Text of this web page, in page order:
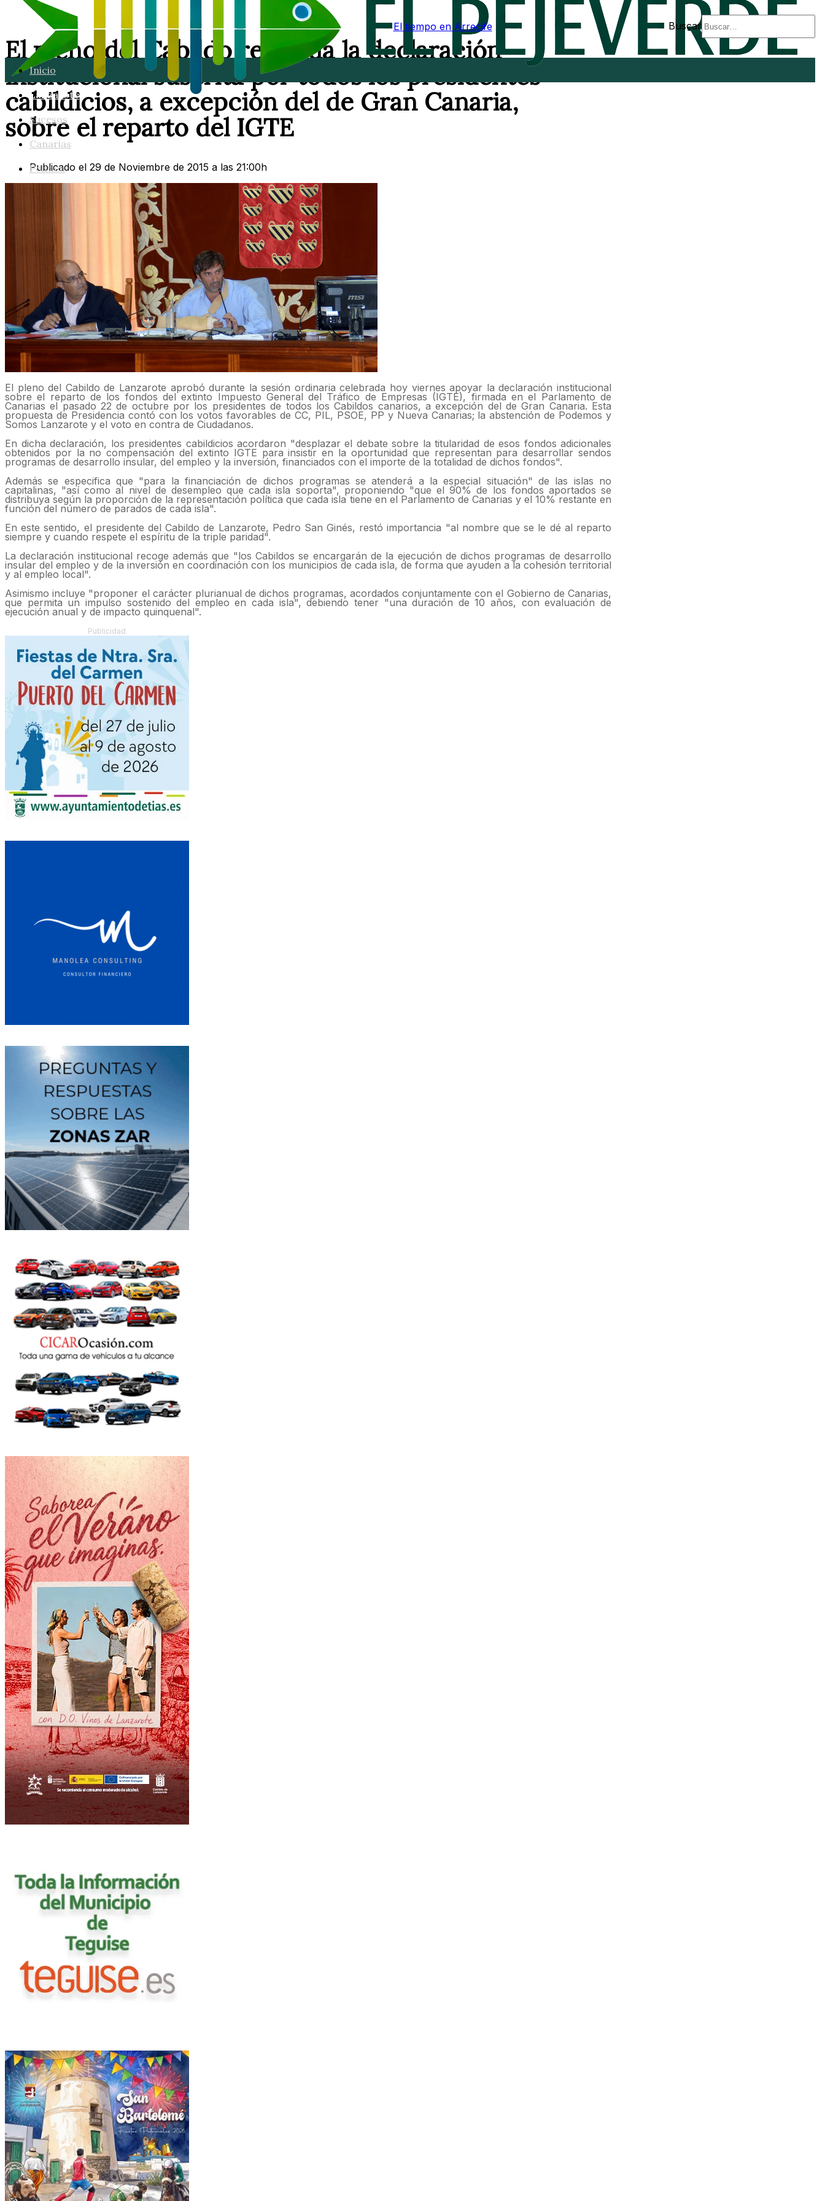
El tiempo en Arrecife Buscar
Inicio
Lanzarote
Sucesos
Canarias
Política
El pleno del Cabildo respalda la declaración
institucional suscrita por todos los presidentes
cabildicios, a excepción del de Gran Canaria,
sobre el reparto del IGTE
Publicado el 29 de Noviembre de 2015 a las 21:00h
El pleno del Cabildo de Lanzarote aprobó durante la sesión ordinaria celebrada hoy viernes apoyar la declaración institucional
sobre el reparto de los fondos del extinto Impuesto General del Tráfico de Empresas (IGTE), firmada en el Parlamento de
Canarias el pasado 22 de octubre por los presidentes de todos los Cabildos canarios, a excepción del de Gran Canaria. Esta
propuesta de Presidencia contó con los votos favorables de CC, PIL, PSOE, PP y Nueva Canarias; la abstención de Podemos y
Somos Lanzarote y el voto en contra de Ciudadanos.
En dicha declaración, los presidentes cabildicios acordaron "desplazar el debate sobre la titularidad de esos fondos adicionales
obtenidos por la no compensación del extinto IGTE para insistir en la oportunidad que representan para desarrollar sendos
programas de desarrollo insular, del empleo y la inversión, financiados con el importe de la totalidad de dichos fondos".
Además se especifica que "para la financiación de dichos programas se atenderá a la especial situación" de las islas no
capitalinas, "así como al nivel de desempleo que cada isla soporta", proponiendo "que el 90% de los fondos aportados se
distribuya según la proporción de la representación política que cada isla tiene en el Parlamento de Canarias y el 10% restante en
función del número de parados de cada isla".
En este sentido, el presidente del Cabildo de Lanzarote, Pedro San Ginés, restó importancia "al nombre que se le dé al reparto
siempre y cuando respete el espíritu de la triple paridad".
La declaración institucional recoge además que "los Cabildos se encargarán de la ejecución de dichos programas de desarrollo
insular del empleo y de la inversión en coordinación con los municipios de cada isla, de forma que ayuden a la cohesión territorial
y al empleo local".
Asimismo incluye "proponer el carácter plurianual de dichos programas, acordados conjuntamente con el Gobierno de Canarias,
que permita un impulso sostenido del empleo en cada isla", debiendo tener "una duración de 10 años, con evaluación de
ejecución anual y de impacto quinquenal".
Publicidad